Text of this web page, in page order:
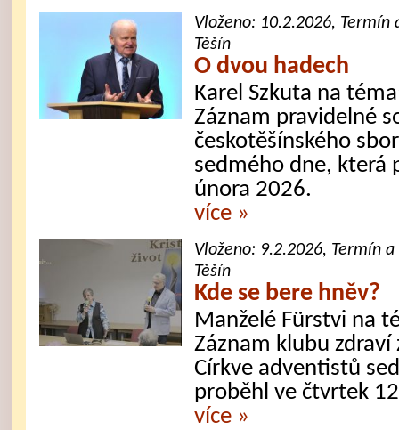
Vloženo: 10.2.2026, Termín
Těšín
O dvou hadech
Karel Szkuta na
Záznam pravidelné
českotěšínského
sedmého dne, která
února 2026.
více »
Vloženo: 9.2.2026, Termín
Těšín
Kde se bere hněv?
Manželé Fürstvi na
Záznam klubu
Církve adventistů
proběhl ve čtvrtek
více »